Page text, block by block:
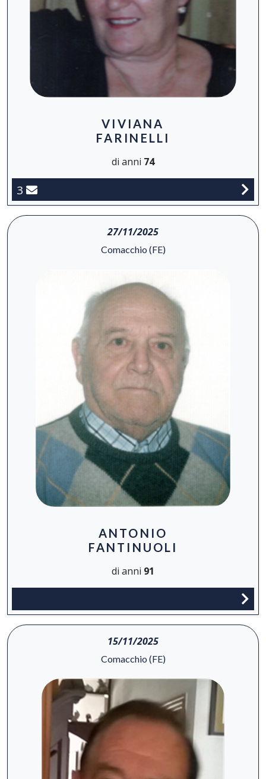
VIVIANA
FARINELLI
di anni 74
3
27/11/2025
Comacchio (FE)
ANTONIO
FANTINUOLI
di anni 91
15/11/2025
Comacchio (FE)